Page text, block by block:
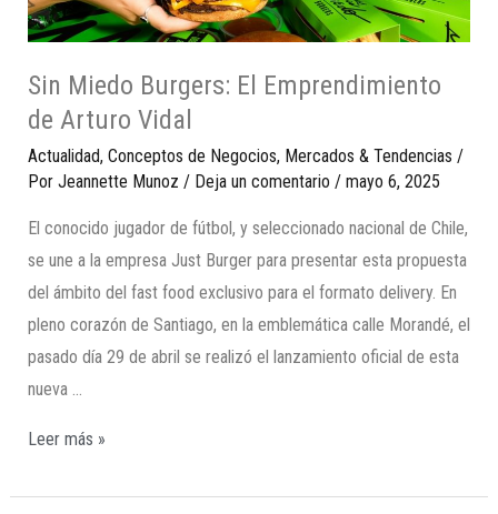
Sin Miedo Burgers: El Emprendimiento
de Arturo Vidal
Actualidad, Conceptos de Negocios, Mercados & Tendencias /
Por Jeannette Munoz / Deja un comentario / mayo 6, 2025
El conocido jugador de fútbol, y seleccionado nacional de Chile,
se une a la empresa Just Burger para presentar esta propuesta
del ámbito del fast food exclusivo para el formato delivery. En
pleno corazón de Santiago, en la emblemática calle Morandé, el
pasado día 29 de abril se realizó el lanzamiento oficial de esta
nueva …
Leer más »